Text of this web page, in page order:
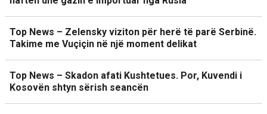
Top News – Zelensky viziton për herë të parë Serbinë.
Takime me Vuçiçin në një moment delikat
Top News – Skadon afati Kushtetues. Por, Kuvendi i
Kosovën shtyn sërish seancën